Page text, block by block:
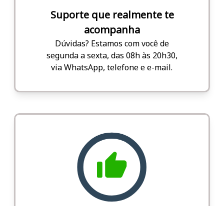
Suporte que realmente te
acompanha
Dúvidas? Estamos com você de
segunda a sexta, das 08h às 20h30,
via WhatsApp, telefone e e-mail.